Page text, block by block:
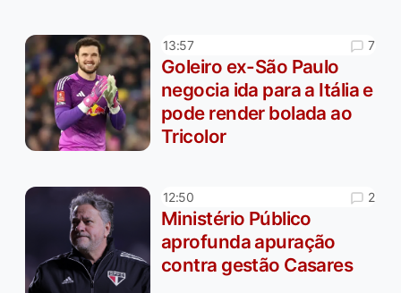
13:57 7
Goleiro ex-São Paulo
negocia ida para a Itália e
pode render bolada ao
Tricolor
12:50 2
Ministério Público
aprofunda apuração
contra gestão Casares